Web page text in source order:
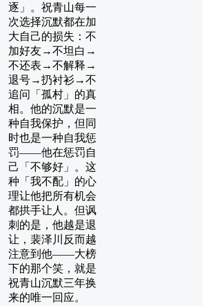
逐」。祝青山每一
次选择沉默都在加
大自己的损失：不
加好友→不坦白→
不还表→不解释→
退号→扔衬衫→不
追问「孤村」的真
相。他的沉默是一
种自我保护，但同
时也是一种自我惩
罚——他在惩罚自
己「不够好」。这
种「我不配」的心
理让他把所有机会
都拱手让人。但讽
刺的是，他越是退
让，裴泽川反而越
注意到他——大榜
下的那个笑，就是
祝青山沉默三年换
来的唯一回应。